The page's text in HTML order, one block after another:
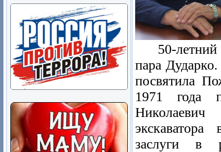
50-летний
пара
посвятила
1971 года
заслуги в